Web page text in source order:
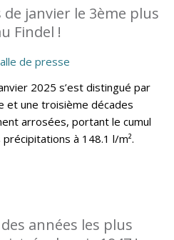
de janvier le 3ème plus
Findel !
de presse
2025 s’est distingué par
et une troisième décades
arrosées, portant le cumul
à 148.1 l/m².
années les plus